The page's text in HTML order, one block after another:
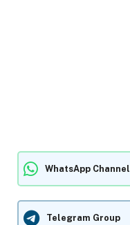
WhatsApp Channel
Telegram Group